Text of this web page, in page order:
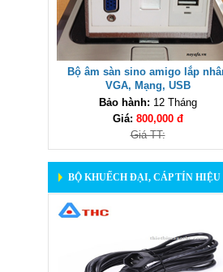
Bộ âm sàn sino amigo lắp
VGA, Mạng, USB
Bảo hành: 12 Tháng
Giá: 800,000 đ
Giá TT:
BỘ KHUẾCH ĐẠI, CÁP TÍN HIỆU